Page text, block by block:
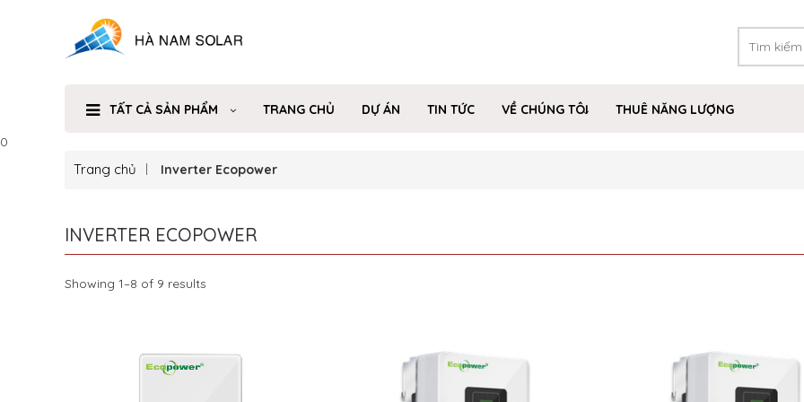
TẤT CẢ SẢN PHẨM TRANG CHỦ DỰ ÁN TIN TỨC VỀ CHÚNG TÔI
THUÊ NĂNG LƯỢNG
0
Trang chủ Inverter Ecopower
INVERTER ECOPOWER
Showing 1–8 of 9 results